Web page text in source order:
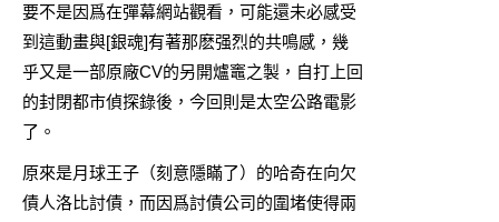
要不是因爲在彈幕網站觀看，可能還未必感受
到這動畫與[銀魂]有著那麽强烈的共鳴感，幾
乎又是一部原廠CV的另開爐竈之製，自打上回
的封閉都市偵探錄後，今回則是太空公路電影
了。
原來是月球王子（刻意隱瞞了）的哈奇在向欠
債人洛比討債，而因爲討債公司的圍堵使得兩